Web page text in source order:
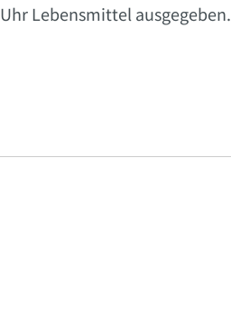
Lebensmittel ausgegeben.